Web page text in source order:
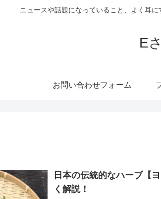
ニュースや話題になっていること、よく耳
E
お問い合わせフォーム
日本の伝統的なハーブ【
く解説！